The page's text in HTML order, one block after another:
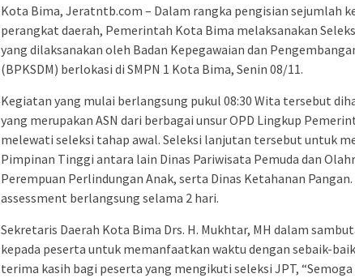
Kota Bima, Jeratntb.com – Dalam rangka pengisian sejumlah
perangkat daerah, Pemerintah Kota Bima melaksanakan
yang dilaksanakan oleh Badan Kepegawaian dan
(BPKSDM) berlokasi di SMPN 1 Kota Bima, Senin 08/11.
Kegiatan yang mulai berlangsung pukul 08:30 Wita tersebut
yang merupakan ASN dari berbagai unsur OPD Lingkup
melewati seleksi tahap awal. Seleksi lanjutan tersebut untuk
Pimpinan Tinggi antara lain Dinas Pariwisata Pemuda dan
Perempuan Perlindungan Anak, serta Dinas Ketahanan
assessment berlangsung selama 2 hari.
Sekretaris Daerah Kota Bima Drs. H. Mukhtar, MH dalam
kepada peserta untuk memanfaatkan waktu dengan sebaik-
terima kasih bagi peserta yang mengikuti seleksi JPT,